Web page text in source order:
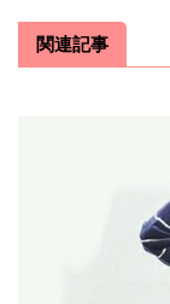
関連記事